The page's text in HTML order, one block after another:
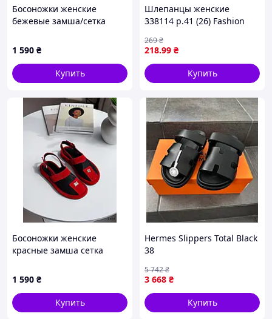
Босоножки женские
бежевые замша/сетка
1 590 ₴
Купить
Шлепанцы женские
338114 р.41 (26) Fashion
218.99 ₴
269₴
Купить
Босоножки женские
красные замша сетка
1 590 ₴
Купить
Hermes Slippers Total Black
38
3 668 ₴
5 742₴
Купить